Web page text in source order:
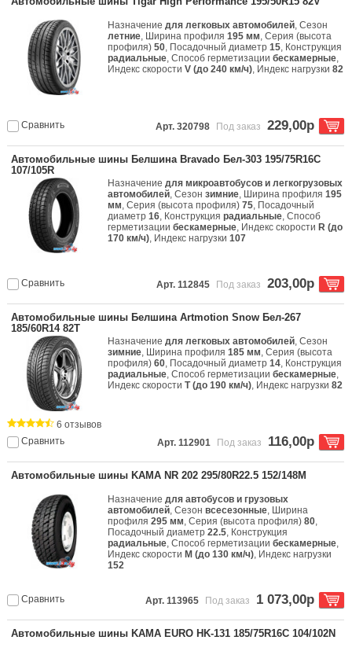
Назначениедля легковых автомобилей, Сезон
летние, Ширина профиля195 мм, Серия (высота
профиля)50, Посадочный диаметр15, Конструкция
радиальные, Способ герметизациибескамерные,
Индекс скоростиV (до 240 км/ч), Индекс нагрузки82
Сравнить Арт. 320798 Под заказ 229,00р
Автомобильные шины Белшина Bravado Бел-303 195/75R16C
107/105R
Назначениедля микроавтобусов и легкогрузовых
автомобилей, Сезонзимние, Ширина профиля195
мм, Серия (высота профиля)75, Посадочный
диаметр16, Конструкциярадиальные, Способ
герметизациибескамерные, Индекс скорости R (до
170 км/ч), Индекс нагрузки107
Сравнить Арт. 112845 Под заказ 203,00р
Автомобильные шины Белшина Artmotion Snow Бел-267
185/60R14 82T
Назначениедля легковых автомобилей, Сезон
зимние, Ширина профиля185 мм, Серия (высота
профиля)60, Посадочный диаметр14, Конструкция
радиальные, Способ герметизациибескамерные,
Индекс скоростиT (до 190 км/ч), Индекс нагрузки82
Сравнить
6 отзывов
Арт. 112901
Под заказ 116,00р
Автомобильные шины KAMA NR 202 295/80R22.5 152/148M
Назначениедля автобусов и грузовых
автомобилей, Сезонвсесезонные, Ширина
профиля295 мм, Серия (высота профиля)80,
Посадочный диаметр22.5, Конструкция
радиальные, Способ герметизациибескамерные,
Индекс скорости M (до 130 км/ч), Индекс нагрузки
152
Сравнить Арт. 113965 Под заказ 1 073,00р
Автомобильные шины KAMA EURO HK-131 185/75R16C 104/102N